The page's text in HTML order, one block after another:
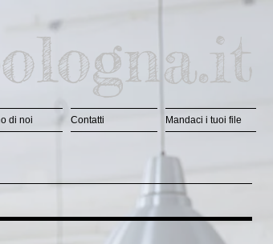
di noi Contatti Mandaci i tuoi file